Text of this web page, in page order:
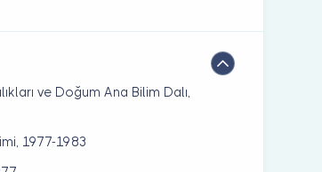
ve Doğum Ana Bilim Dalı,
1977-1983